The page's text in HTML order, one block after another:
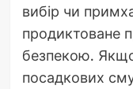
вибір чи
продиктоване
безпекою.
посадкових